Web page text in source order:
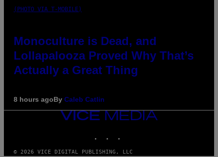
(PHOTO VIA T-MOBILE)
Monoculture is Dead, and
Lollapalooza Proved Why That’s
Actually a Great Thing
8 hours agoBy Caleb Catlin
VICE
MEDIA
© 2026 VICE DIGITAL PUBLISHING, LLC